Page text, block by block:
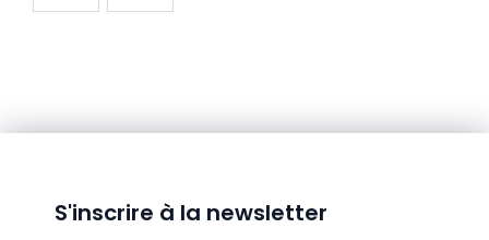
S'inscrire à la newsletter